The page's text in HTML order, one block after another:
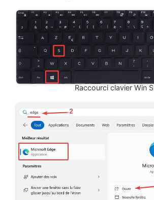
Raccourci clavier Win S